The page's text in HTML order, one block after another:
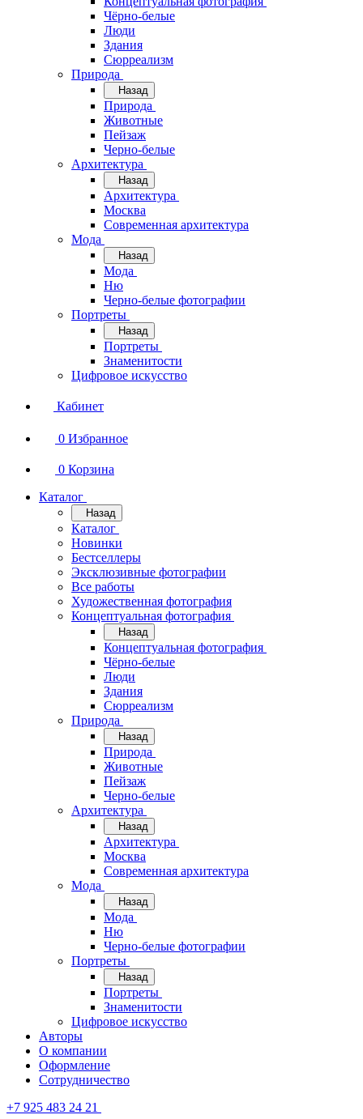
Чёрно-белые
Люди
Здания
Сюрреализм
Природа
Назад
Природа
Животные
Пейзаж
Черно-белые
Архитектура
Назад
Архитектура
Москва
Современная архитектура
Мода
Назад
Мода
Ню
Черно-белые фотографии
Портреты
Назад
Портреты
Знаменитости
Цифровое искусство
Кабинет
0 Избранное
0 Корзина
Каталог
Назад
Каталог
Новинки
Бестселлеры
Эксклюзивные фотографии
Все работы
Художественная фотография
Концептуальная фотография
Назад
Концептуальная фотография
Чёрно-белые
Люди
Здания
Сюрреализм
Природа
Назад
Природа
Животные
Пейзаж
Черно-белые
Архитектура
Назад
Архитектура
Москва
Современная архитектура
Мода
Назад
Мода
Ню
Черно-белые фотографии
Портреты
Назад
Портреты
Знаменитости
Цифровое искусство
Авторы
О компании
Оформление
Сотрудничество
+7 925 483 24 21